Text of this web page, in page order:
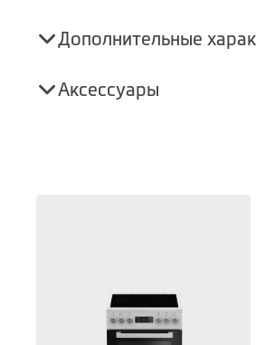
Дополнительные
Аксессуары